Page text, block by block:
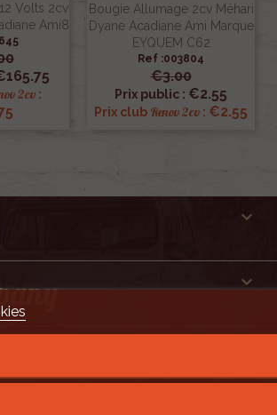
Volts 2cv
Ami8
2cv:
Bougie Allumage 2cv Méhari
Dyane Acadiane Ami Marque
EYQUEM C62
Ref :003804
€3.00
Prix public : €2.55
Prix club Renov 2cv : €2.55

